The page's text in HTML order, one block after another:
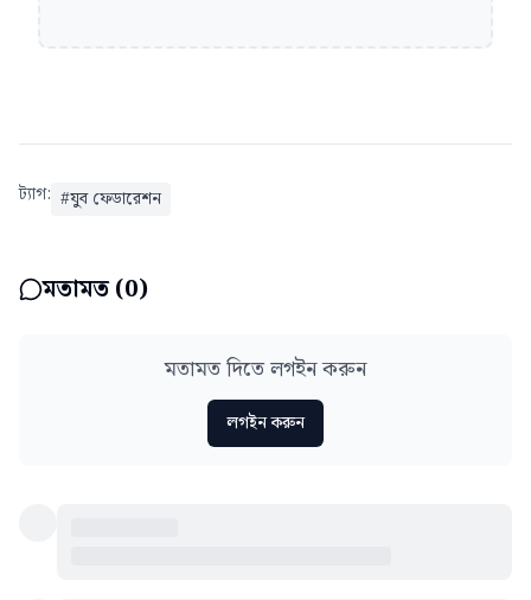
ট্যাগ: #যুব ফেডারেশন
মতামত (0)
মতামত দিতে লগইন করুন
লগইন করুন